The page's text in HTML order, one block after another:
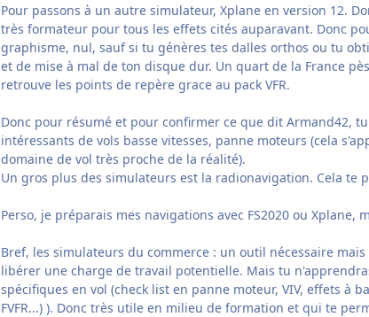
Pour passons à un autre simulateur, Xplane en version 12.
très formateur pour tous les effets cités auparavant. Donc
graphisme, nul, sauf si tu génères tes dalles orthos ou tu
et de mise à mal de ton disque dur. Un quart de la France
retrouve les points de repère grace au pack VFR.
Donc pour résumé et pour confirmer ce que dit Armand42,
intéressants de vols basse vitesses, panne moteurs (cela
domaine de vol très proche de la réalité).
Un gros plus des simulateurs est la radionavigation. Cela
Perso, je préparais mes navigations avec FS2020 ou
Bref, les simulateurs du commerce : un outil nécessaire
libérer une charge de travail potentielle. Mais tu
spécifiques en vol (check list en panne moteur, VIV, effets à
FVFR...) ). Donc très utile en milieu de formation et qui te